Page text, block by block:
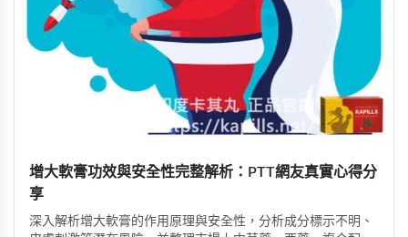
增大軟膏功效與安全性完整解析：PTT網友真實心得分
享
深入解析增大軟膏的作用原理與安全性，分析成分標示不明、